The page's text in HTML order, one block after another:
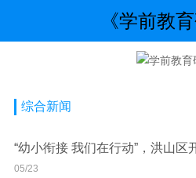
《学前教
综合新闻
“幼小衔接 我们在行动”，洪山区
05/23